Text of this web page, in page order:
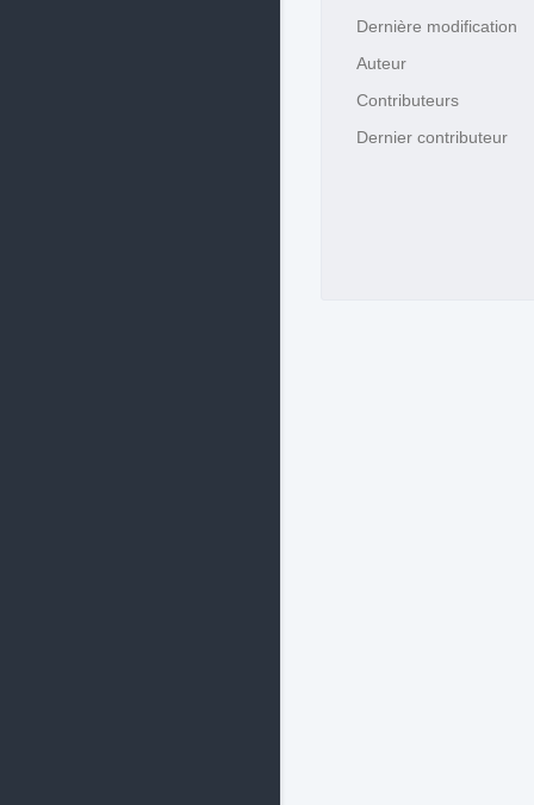
Dernière modification
Auteur
Contributeurs
Dernier contributeur